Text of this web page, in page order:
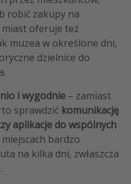
robić zakupy na
miast oferuje też
muzea w określone dni,
dzielnice do
i wygodnie – zamiast
sprawdzić komunikację
aplikacje do wspólnych
bardzo
na kilka dni, zwłaszcza